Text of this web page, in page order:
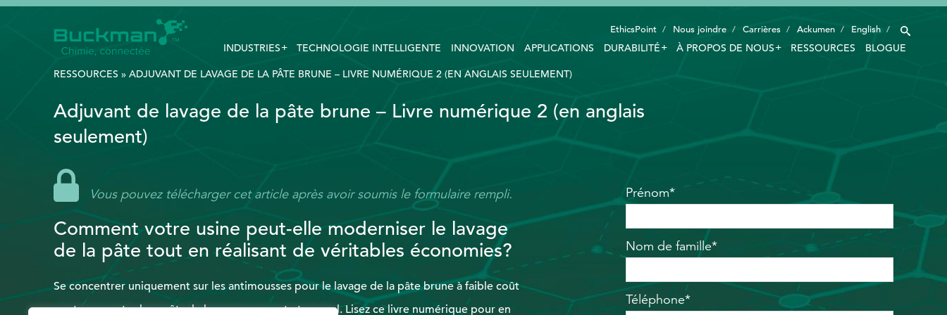
INNOVATION
DURABILITÉ
À PROPOS DE NOUS
EthicsPoint
English
Rechercher
:
EthicsPoint Nous joindre Carrières Ackumen English
INDUSTRIES TECHNOLOGIE INTELLIGENTE INNOVATION APPLICATIONS DURABILITÉ À PROPOS DE NOUS RESSOURCES BLOGUE
RESSOURCES » ADJUVANT DE LAVAGE DE LA PÂTE BRUNE – LIVRE NUMÉRIQUE 2 (EN ANGLAIS SEULEMENT)
Adjuvant de lavage de la pâte brune – Livre numérique 2 (en anglais
seulement)
Vous pouvez télécharger cet article après avoir soumis le formulaire rempli.
Comment votre usine peut-elle moderniser le lavage
de la pâte tout en réalisant de véritables économies?
Se concentrer uniquement sur les antimousses pour le lavage de la pâte brune à faible coût
peut augmenter les coûts de lavage en amont et en aval. Lisez ce livre numérique pour en
Prénom*
Nom de famille*
Téléphone*